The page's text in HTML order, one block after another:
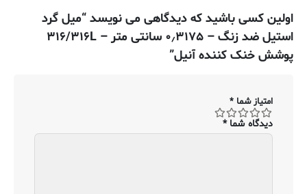
اولین کسی باشید که دیدگاهی می نویسد “میل گرد
استیل ضد زنگ – ۰٫۳۱۷۵ سانتی متر – ۳۱۶/۳۱۶L
پوشش خنک کننده آنیل”
امتیاز شما *
دیدگاه شما*